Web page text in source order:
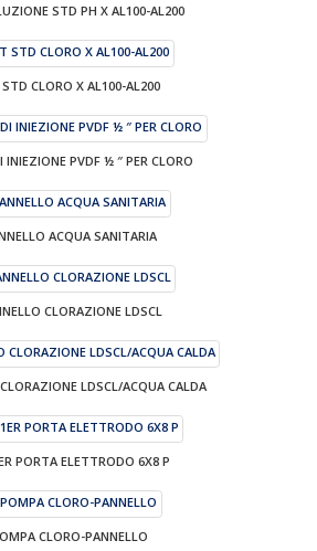
STD PH X AL100-AL200
CLORO X AL100-AL200
INIEZIONE PVDF ½ ″ PER CLORO
ACQUA SANITARIA
CLORAZIONE LDSCL
LDSCL/ACQUA CALDA
PORTA ELETTRODO 6X8 P
CLORO-PANNELLO